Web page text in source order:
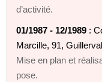
d’activité.
01/1987 - 12/1989 :
Marcille, 91, Guillerval
Mise en plan et
pose.